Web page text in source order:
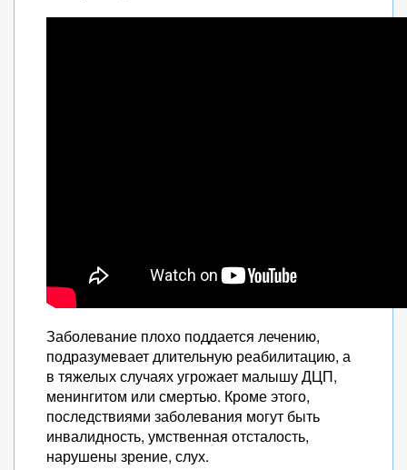
Заболевание плохо поддается лечению,
подразумевает длительную реабилитацию, а
в тяжелых случаях угрожает малышу ДЦП,
менингитом или смертью. Кроме этого,
последствиями заболевания могут быть
инвалидность, умственная отсталость,
нарушены зрение, слух.